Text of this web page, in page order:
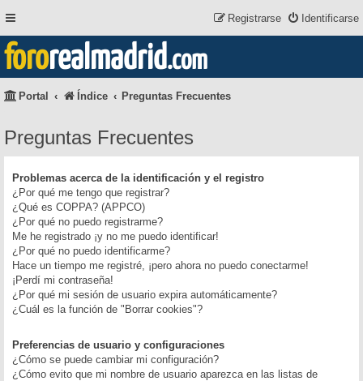
Identificarse
Registrarse
fororealmadrid.com
Portal Índice Preguntas Frecuentes
Preguntas Frecuentes
Problemas acerca de la identificación y el registro
¿Por qué me tengo que registrar?
¿Qué es COPPA? (APPCO)
¿Por qué no puedo registrarme?
Me he registrado ¡y no me puedo identificar!
¿Por qué no puedo identificarme?
Hace un tiempo me registré, ¡pero ahora no puedo conectarme!
¡Perdí mi contraseña!
¿Por qué mi sesión de usuario expira automáticamente?
¿Cuál es la función de "Borrar cookies"?
Preferencias de usuario y configuraciones
¿Cómo se puede cambiar mi configuración?
¿Cómo evito que mi nombre de usuario aparezca en las listas de